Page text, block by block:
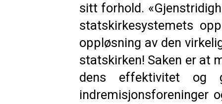
sitt forhold.
statskirkesystemets
oppløsning av den
statskirken! Saken er at
dens effektivitet og
indremisjonsforeninger